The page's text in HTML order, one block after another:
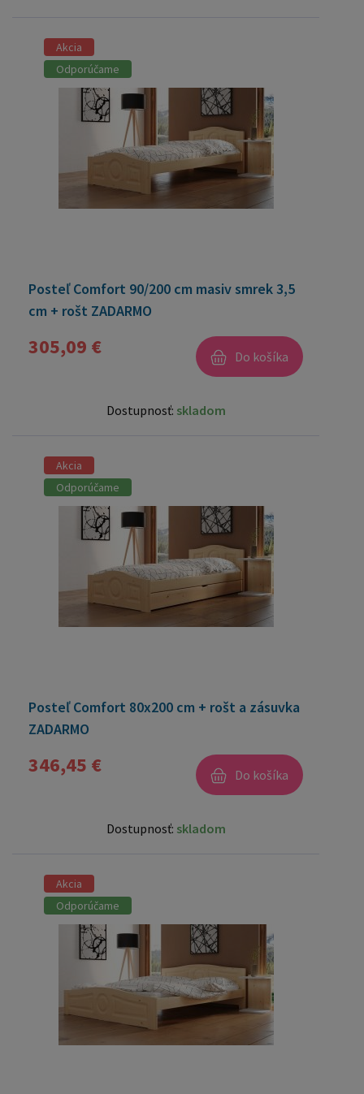
Akcia
Odporúčame
Posteľ Comfort 90/200 cm masiv smrek 3,5
cm + rošt ZADARMO
305,09 € Do košíka
Dostupnosť: skladom
Akcia
Odporúčame
Posteľ Comfort 80x200 cm + rošt a zásuvka
ZADARMO
346,45 € Do košíka
Dostupnosť: skladom
Akcia
Odporúčame